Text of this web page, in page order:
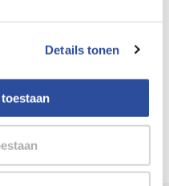
Details tonen
hand